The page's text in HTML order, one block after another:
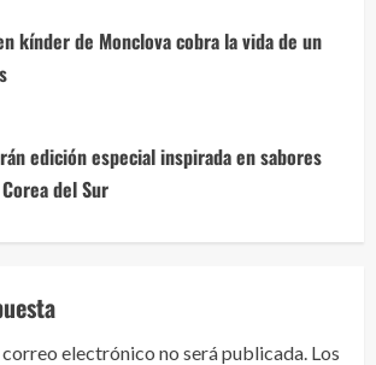
kínder de Monclova cobra la vida de un
edición especial inspirada en sabores
del Sur
electrónico no será publicada. Los